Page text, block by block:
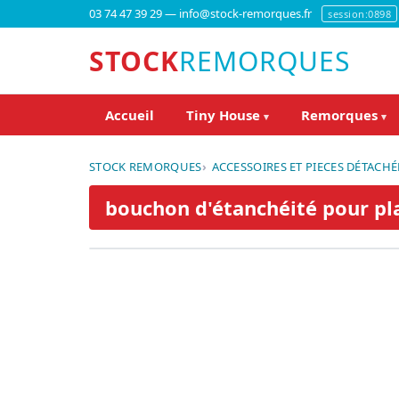
03 74 47 39 29 — info@stock-remorques.fr session:0898
STOCKREMORQUES
Accueil Tiny House ▾ Remorques ▾
STOCK REMORQUES ACCESSOIRES ET PIECES
bouchon d'étanchéité pour